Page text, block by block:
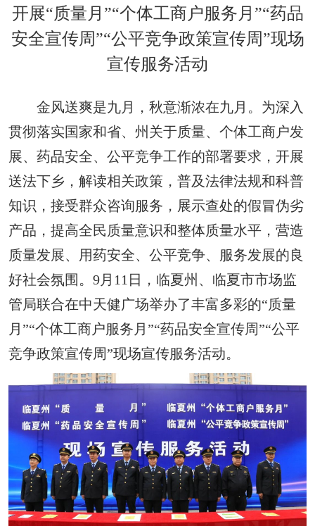
开展“质量月”“个体工商户服务月”“药品
安全宣传周”“公平竞争政策宣传周”现场
宣传服务活动
金风送爽是九月，秋意渐浓在九月。为深入
贯彻落实国家和省、州关于质量、个体工商户发
展、药品安全、公平竞争工作的部署要求，开展
送法下乡，解读相关政策，普及法律法规和科普
知识，接受群众咨询服务，展示查处的假冒伪劣
产品，提高全民质量意识和整体质量水平，营造
质量发展、用药安全、公平竞争、服务发展的良
好社会氛围。9月11日，临夏州、临夏市市场监
管局联合在中天健广场举办了丰富多彩的“质量
月”“个体工商户服务月”“药品安全宣传周”“公平
竞争政策宣传周”现场宣传服务活动。